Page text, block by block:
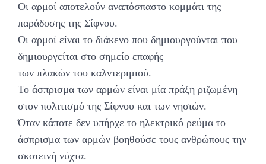
Οι αρμοί αποτελούν αναπόσπαστο κομμάτι της
παράδοσης της Σίφνου.
Οι αρμοί είναι το διάκενο που δημιουργούνται που
δημιουργείται στο σημείο επαφής
των πλακών του καλντεριμιού.
Το άσπρισμα των αρμών είναι μία πράξη ριζωμένη
στον πολιτισμό της Σίφνου και των νησιών.
Όταν κάποτε δεν υπήρχε το ηλεκτρικό ρεύμα το
άσπρισμα των αρμών βοηθούσε τους ανθρώπους την
σκοτεινή νύχτα.